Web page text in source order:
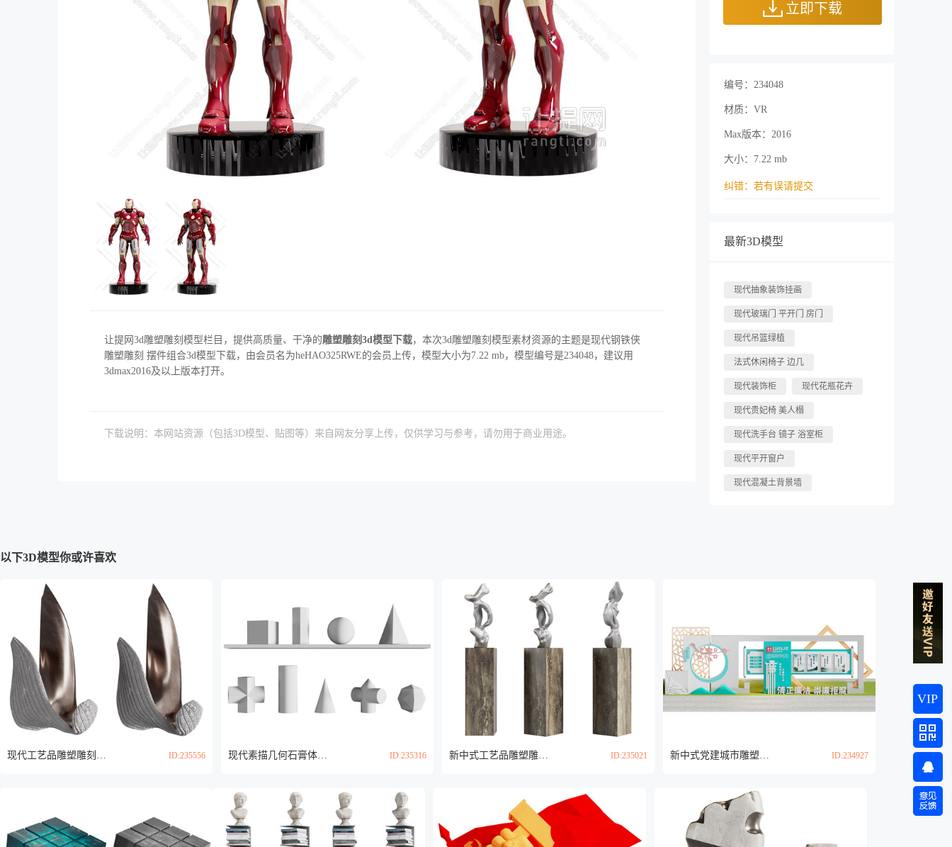
让提网3d雕塑雕刻模型栏目，提供高质量、干净的雕塑雕刻3d模型下载，本次3d雕塑雕刻模型素材资源的主题是现代钢铁侠
雕塑雕刻 摆件组合3d模型下载，由会员名为heHAO325RWE的会员上传，模型大小为7.22 mb，模型编号是234048，建议用
3dmax2016及以上版本打开。
下载说明：本网站资源（包括3D模型、贴图等）来自网友分享上传，仅供学习与参考，请勿用于商业用途。
立即下载
编号：234048
材质：VR
Max版本：2016
大小：7.22 mb
纠错：若有误请提交
最新3D模型
现代抽象装饰挂画
现代玻璃门 平开门 房门
现代吊篮绿植
法式休闲椅子 边几
现代装饰柜 现代花瓶花卉
现代贵妃椅 美人榻
现代洗手台 镜子 浴室柜
现代平开窗户
现代混凝土背景墙
以下3D模型你或许喜欢
现代工艺品雕塑雕刻 摆件组合3d模型 ID:235556 现代素描几何石膏体雕塑3d模型 ID:235316 新中式工艺品雕塑雕刻3d模型 ID:235021 新中式党建城市雕塑小品3d模型 ID:234927
VIP